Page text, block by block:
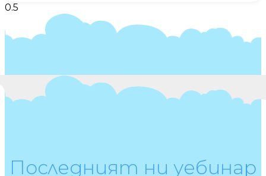
Последният ни уебинар